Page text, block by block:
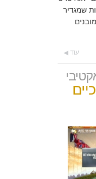
בן 10 דקות שמגדיר
עוד